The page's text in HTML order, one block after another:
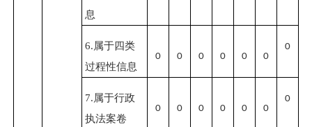
息
6.属于四类
过程性信息
0 0 0 0 0 0
0
7.属于行政
执法案卷
0 0 0 0 0 0
0